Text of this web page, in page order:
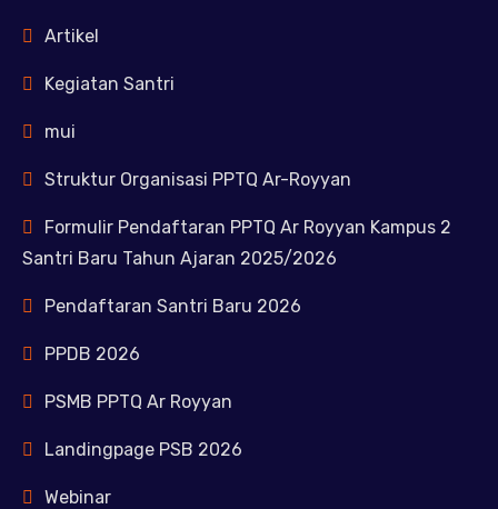
Artikel
Kegiatan Santri
mui
Struktur Organisasi PPTQ Ar-Royyan
Formulir Pendaftaran PPTQ Ar Royyan Kampus 2
Santri Baru Tahun Ajaran 2025/2026
Pendaftaran Santri Baru 2026
PPDB 2026
PSMB PPTQ Ar Royyan
Landingpage PSB 2026
Webinar